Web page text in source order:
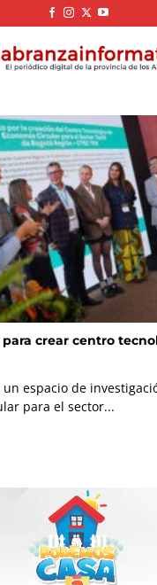
crear centro
un espacio de
para el sector...